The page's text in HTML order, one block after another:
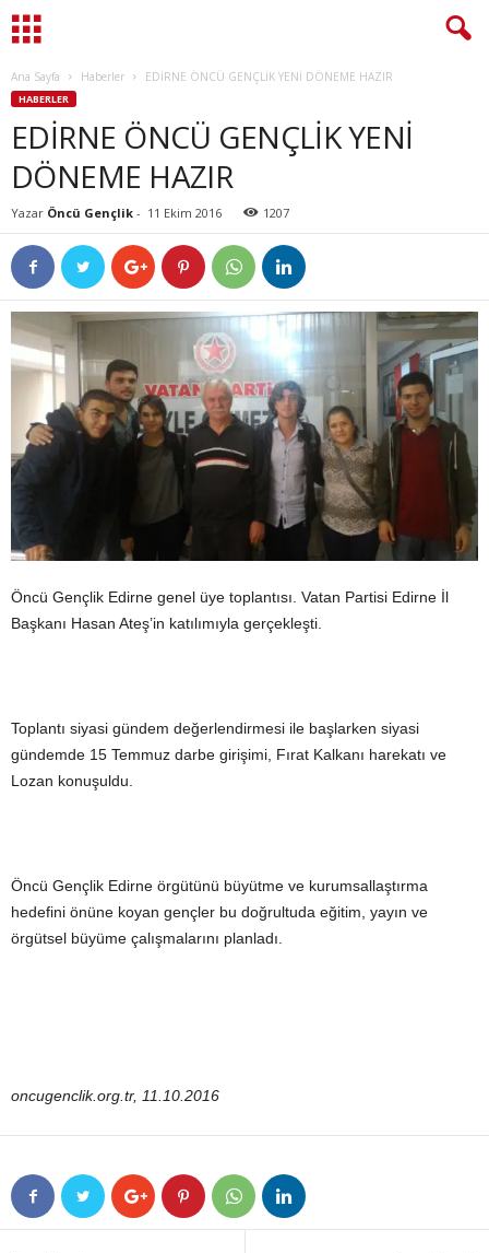
Ana Sayfa Haberler EDİRNE ÖNCÜ GENÇLİK YENİ DÖNEME HAZIR
HABERLER
EDİRNE ÖNCÜ GENÇLİK YENİ
DÖNEME HAZIR
Yazar Öncü Gençlik - 11 Ekim 2016 1207
Öncü Gençlik Edirne genel üye toplantısı. Vatan Partisi Edirne İl
Başkanı Hasan Ateş’in katılımıyla gerçekleşti.
Toplantı siyasi gündem değerlendirmesi ile başlarken siyasi
gündemde 15 Temmuz darbe girişimi, Fırat Kalkanı harekatı ve
Lozan konuşuldu.
Öncü Gençlik Edirne örgütünü büyütme ve kurumsallaştırma
hedefini önüne koyan gençler bu doğrultuda eğitim, yayın ve
örgütsel büyüme çalışmalarını planladı.
oncugenclik.org.tr, 11.10.2016